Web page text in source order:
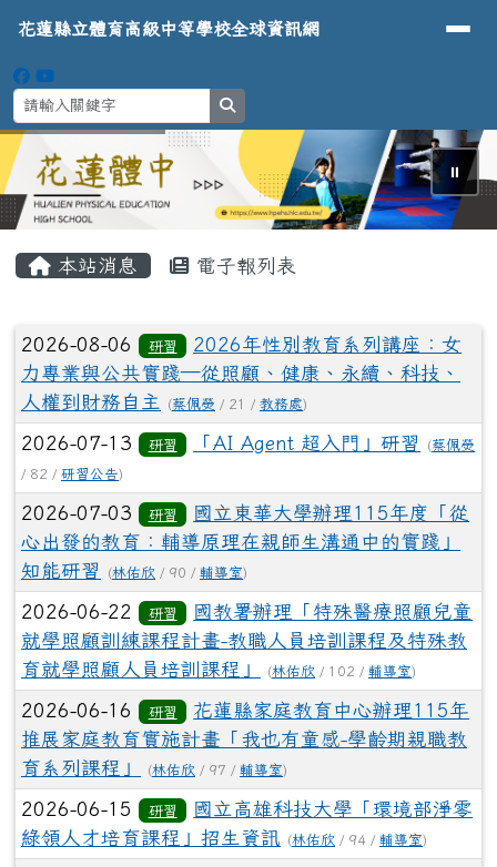
花蓮縣立體育高級中等學校全球資
導覽列
花蓮縣立體育高級中等學校全球資訊網
⏸
本站消息 電子報列表
文章列表
2026-08-06 研習
2026年性別教育系列講座：女
力專業與公共實踐─從照顧、健康、永續、科技、
人權到財務自主
(蔡佩熒 / 21 / 教務處)
2026-07-13 研習 「AI Agent 超入門」研習 (蔡佩熒
/ 82 / 研習公告)
2026-07-03 研習
國立東華大學辦理115年度「從
心出發的教育：輔導原理在親師生溝通中的實踐」
知能研習
(林佑欣 / 90 / 輔導室)
2026-06-22 研習
國教署辦理「特殊醫療照顧兒童
就學照顧訓練課程計畫-教職人員培訓課程及特殊教
育就學照顧人員培訓課程」
(林佑欣 / 102 / 輔導室)
2026-06-16 研習
花蓮縣家庭教育中心辦理115年
推展家庭教育實施計畫「我也有童感-學齡期親職教
育系列課程」
(林佑欣 / 97 / 輔導室)
2026-06-15 研習
國立高雄科技大學「環境部淨零
綠領人才培育課程」招生資訊
(林佑欣 / 94 / 輔導室)